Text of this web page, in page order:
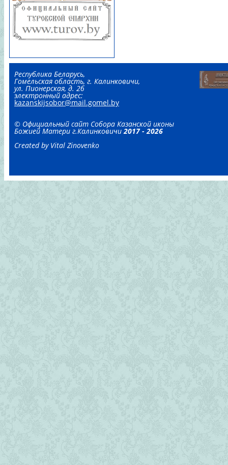
Республика Беларусь,
Гомельская область, г. Калинковичи,
ул. Пионерская, д. 2б
электронный адрес:
kazanskijsobor@mail.gomel.by
© Официальный сайт Собора Казанской иконы
Божией Матери г.Калинковичи2017 - 2026
Created by Vital Zinovenko